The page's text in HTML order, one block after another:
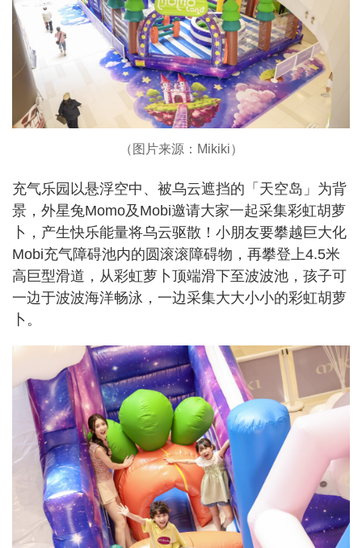
（图片来源：Mikiki）
充气乐园以悬浮空中、被乌云遮挡的「天空岛」为背
景，外星兔Momo及Mobi邀请大家一起采集彩虹胡萝
卜，产生快乐能量将乌云驱散！小朋友要攀越巨大化
Mobi充气障碍池内的圆滚滚障碍物，再攀登上4.5米
高巨型滑道，从彩虹萝卜顶端滑下至波波池，孩子可
一边于波波海洋畅泳，一边采集大大小小的彩虹胡萝
卜。